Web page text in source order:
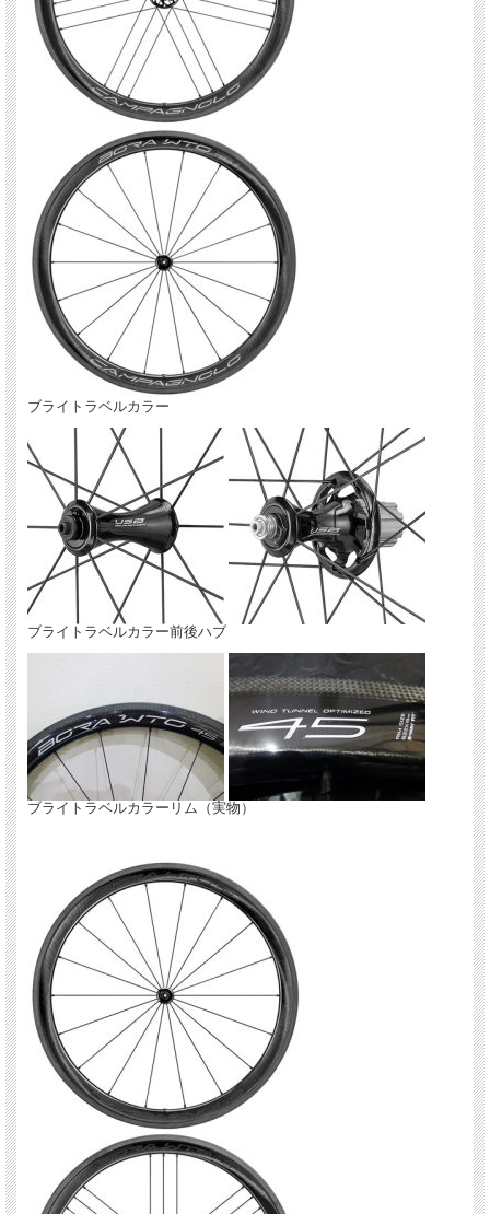
は最も悪く、 その一方、インナー・チューブを使用するクリンチャー・タイヤの
性能は大きく進歩していました。
しかし何と言ってもチューブレス・タイヤの転がり抵抗が、最も低い数値を示しま
した。
これを受けてカンパニョーロのエンジニアたちは、チューブレス・タイヤとクリン
チャー・タイヤどちらでも選択でき、 しかも余計なマテリアルや付属品を使用す
る必要のない、カーボン・ファイバー 2 - ウェイ・フィット・プロファイルを採
2018年モデルからBORAシリーズには「AC3」 （All Conditions Carbon Control
Technology オールコンディション カーボンコントロール テクノロジー）が採用さ
れ、リムのブレーキ面に溝を加工することで特に濡れた路面でのブレーキ性能が向
上しています。
対応タイヤ：チューブレス、クリンチャー
指定タイヤ幅：23～50mm
リム素材：フルカーボン
リム高：45mm
リム幅：26.5m(19c)
ブレーキ面：AC3（All Conditions Carbon Control）テクノロジー
ハブ：アルミボディ
ベアリング：USBセラミックベアリング
スポーク：ステンレス エアロ
スポーク本数：F/18本(ラジアル） R/21本(MEGA G3)
フリーボディー：シマノ 10/11/12s & スラム 11s、カンパニョーロ 10/11/12s
重量：1496g（フロント/657g、リア/839ｇ）
カラー：ブライトラベル、ダークラベル
入荷しました。店頭展示中！
ブライトラベルカラー
ブライトラベルカラー前後ハブ
ブライトラベルカラーリム（実物）